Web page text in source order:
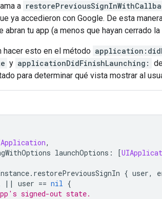
a
ya accedieron con Google. De esta
abran tu app (a menos que hayan cerrado
hacer esto en el método
y applicationDidFinishLaunching:
para determinar qué vista mostrar al
,
launchOptions : [
. restorePreviousSignIn { user,
|| user == nil {
signed-out state.